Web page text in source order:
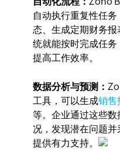
自动执行重复性任
态、生成定期财务
统就能按时完成任务
提高工作效率。
数据分析与预测：
工具，可以生成销售
等。企业通过这些
况，发现潜在问题
提供有力支持。